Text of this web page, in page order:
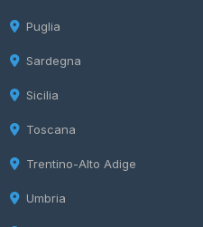
Puglia
Sardegna
Sicilia
Toscana
Trentino-Alto Adige
Umbria